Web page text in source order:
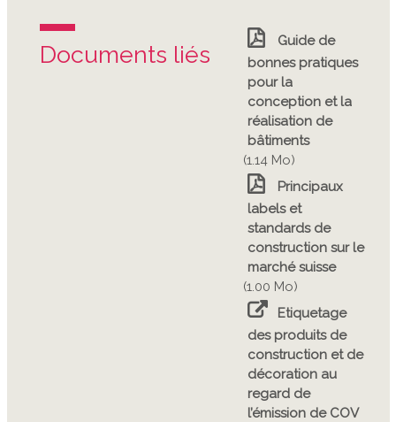
Documents liés
Guide de
bonnes pratiques
pour la
conception et la
réalisation de
bâtiments
(1.14 Mo)
Principaux
labels et
standards de
construction sur le
marché suisse
(1.00 Mo)
Etiquetage
des produits de
construction et de
décoration au
regard de
l’émission de COV